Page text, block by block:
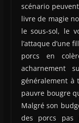
scénario
livre de magie
le sous-sol, le
l’attaque d’une
porcs en
acharnement
généralement
pauvre bougre
Malgré son
des porcs pas